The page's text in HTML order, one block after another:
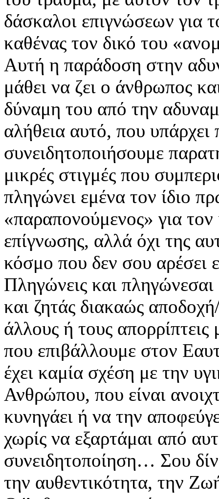
δάσκαλοι επιγνώσεων για
καθένας τον δικό του
Αυτή η παράδοση στην
μάθει να ζει ο άνθρωπος
δύναμη του από την
αλήθεια αυτό, που υπάρχει
συνειδητοποιήσουμε
μικρές στιγμές που
πληγώνει εμένα τον ίδιο
«παραπονούμενος» για τον
επίγνωσης, αλλά όχι της
κόσμο που δεν σου αρέσει
Πληγώνεις και
και ζητάς διακαώς
άλλους ή τους
που επιβάλλουμε στον
έχει καμία σχέση με την
Ανθρώπου, που είναι
κυνηγάει ή να την
χωρίς να εξαρτάμαι από
συνειδητοποίηση… Σου
την αυθεντικότητα, την